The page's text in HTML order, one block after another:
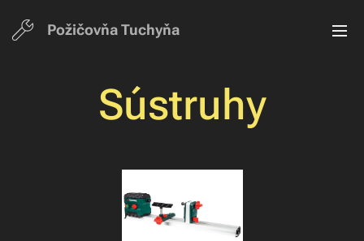
Požičovňa Tuchyňa
Sústruhy